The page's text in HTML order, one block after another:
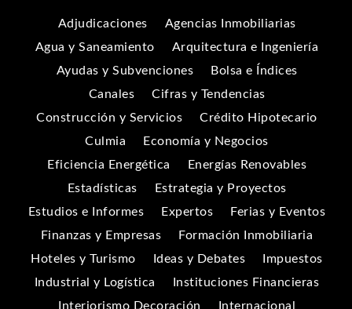
Adjudicaciones
Agencias Inmobiliarias
Agua y Saneamiento
Arquitectura e Ingeniería
Ayudas y Subvenciones
Bolsa e Índices
Canales
Cifras y Tendencias
Construcción y Servicios
Crédito Hipotecario
Culmia
Economía y Negocios
Eficiencia Energética
Energías Renovables
Estadísticas
Estrategia y Proyectos
Estudios e Informes
Expertos
Ferias y Eventos
Finanzas y Empresas
Formación Inmobiliaria
Hoteles y Turismo
Ideas y Debates
Impuestos
Industrial y Logística
Instituciones Financieras
Interiorismo Decoración
Internacional